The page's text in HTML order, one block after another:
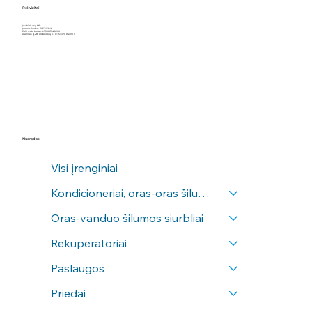
Įdarbink orą, MB
Įmonės kodas: 305245946
PVM mok. kodas: LT100013466910
Aušrinės g.28, Poderiškių k., LT-53370 Kauno r.
Rekvizitai
Nuorodos
Visi įrenginiai
Kondicioneriai, oras-oras šilumos siurbliai
Oras-vanduo šilumos siurbliai
Rekuperatoriai
Paslaugos
Priedai